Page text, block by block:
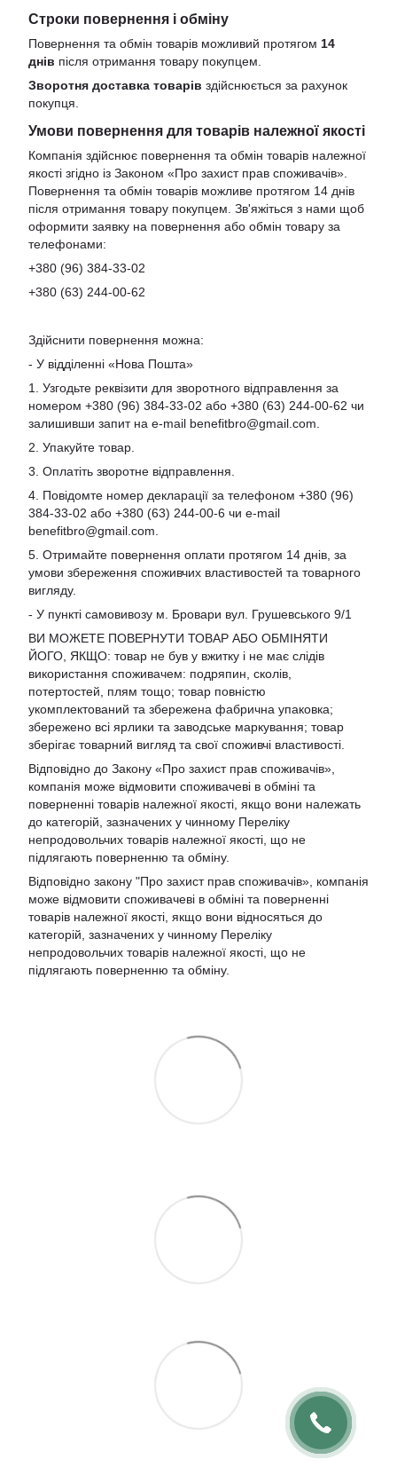
Строки повернення і обміну
Повернення та обмін товарів можливий протягом 14
днів після отримання товару покупцем.
Зворотня доставка товарів здійснюється за рахунок
покупця.
Умови повернення для товарів належної якості
Компанія здійснює повернення та обмін товарів належної
якості згідно із Законом «Про захист прав споживачів».
Повернення та обмін товарів можливе протягом 14 днів
після отримання товару покупцем. Зв'яжіться з нами щоб
оформити заявку на повернення або обмін товару за
телефонами:
+380 (96) 384-33-02
+380 (63) 244-00-62
Здійснити повернення можна:
- У відділенні «Нова Пошта»
1. Узгодьте реквізити для зворотного відправлення за
номером +380 (96) 384-33-02 або +380 (63) 244-00-62 чи
залишивши запит на e-mail benefitbro@gmail.com
2. Упакуйте товар.
3. Оплатіть зворотне відправлення.
4. Повідомте номер декларації за телефоном +380 (96)
384-33-02 або +380 (63) 244-00-6 чи e-mail
benefitbro@gmail.com
5. Отримайте повернення оплати протягом 14 днів, за
умови збереження споживчих властивостей та товарного
вигляду.
- У пункті самовивозу м. Бровари вул. Грушевського 9/1
ВИ МОЖЕТЕ ПОВЕРНУТИ ТОВАР АБО ОБМІНЯТИ
ЙОГО, ЯКЩО: товар не був у вжитку і не має слідів
використання споживачем: подряпин, сколів,
потертостей, плям тощо; товар повністю
укомплектований та збережена фабрична упаковка;
збережено всі ярлики та заводське маркування; товар
зберігає товарний вигляд та свої споживчі властивості.
Відповідно до Закону «Про захист прав споживачів»,
компанія може відмовити споживачеві в обміні та
поверненні товарів належної якості, якщо вони належать
до категорій, зазначених у чинному Переліку
непродовольчих товарів належної якості, що не
підлягають поверненню та обміну.
Відповідно закону "Про захист прав споживачів» , компанія
може відмовити споживачеві в обміні та поверненні
товарів належної якості, якщо вони відносяться до
категорій, зазначених у чинному Переліку
непродовольчих товарів належної якості, що не
підлягають поверненню та обміну.